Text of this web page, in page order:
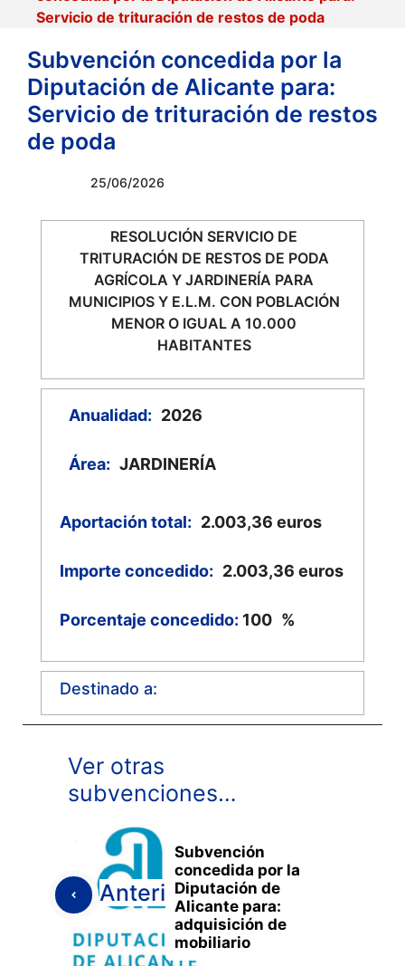
Servicio de trituración de restos de poda
Subvención concedida por la
Diputación de Alicante para:
Servicio de trituración de restos
de poda
25/06/2026
RESOLUCIÓN SERVICIO DE
TRITURACIÓN DE RESTOS DE PODA
AGRÍCOLA Y JARDINERÍA PARA
MUNICIPIOS Y E.L.M. CON POBLACIÓN
MENOR O IGUAL A 10.000
HABITANTES
Anualidad: 2026
Área: JARDINERÍA
Aportación total: 2.003,36 euros
Importe concedido: 2.003,36 euros
Porcentaje concedido: 100 %
Destinado a:
Ver otras
subvenciones…
Anterior
Subvención
concedida por la
Diputación de
Alicante para:
adquisición de
mobiliario